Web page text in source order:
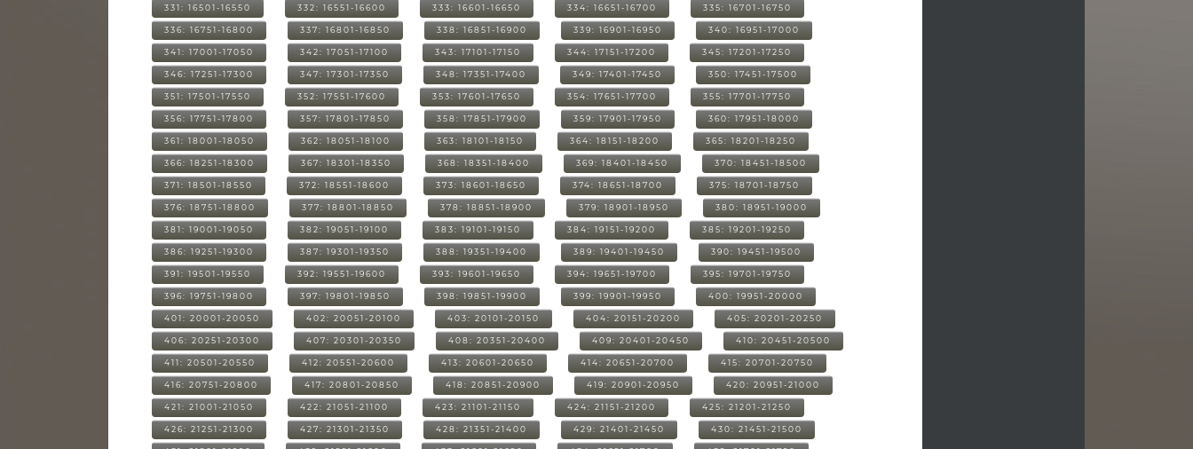
331: 16501-16550 332: 16551-16600 333: 16601-16650 334: 16651-16700 335: 16701-16750
336: 16751-16800 337: 16801-16850 338: 16851-16900 339: 16901-16950 340: 16951-17000
341: 17001-17050 342: 17051-17100 343: 17101-17150 344: 17151-17200 345: 17201-17250
346: 17251-17300 347: 17301-17350 348: 17351-17400 349: 17401-17450 350: 17451-17500
351: 17501-17550 352: 17551-17600 353: 17601-17650 354: 17651-17700 355: 17701-17750
356: 17751-17800 357: 17801-17850 358: 17851-17900 359: 17901-17950 360: 17951-18000
361: 18001-18050 362: 18051-18100 363: 18101-18150 364: 18151-18200 365: 18201-18250
366: 18251-18300 367: 18301-18350 368: 18351-18400 369: 18401-18450 370: 18451-18500
371: 18501-18550 372: 18551-18600 373: 18601-18650 374: 18651-18700 375: 18701-18750
376: 18751-18800 377: 18801-18850 378: 18851-18900 379: 18901-18950 380: 18951-19000
381: 19001-19050 382: 19051-19100 383: 19101-19150 384: 19151-19200 385: 19201-19250
386: 19251-19300 387: 19301-19350 388: 19351-19400 389: 19401-19450 390: 19451-19500
391: 19501-19550 392: 19551-19600 393: 19601-19650 394: 19651-19700 395: 19701-19750
396: 19751-19800 397: 19801-19850 398: 19851-19900 399: 19901-19950 400: 19951-20000
401: 20001-20050 402: 20051-20100 403: 20101-20150 404: 20151-20200 405: 20201-20250
406: 20251-20300 407: 20301-20350 408: 20351-20400 409: 20401-20450 410: 20451-20500
411: 20501-20550 412: 20551-20600 413: 20601-20650 414: 20651-20700 415: 20701-20750
416: 20751-20800 417: 20801-20850 418: 20851-20900 419: 20901-20950 420: 20951-21000
421: 21001-21050 422: 21051-21100 423: 21101-21150 424: 21151-21200 425: 21201-21250
426: 21251-21300 427: 21301-21350 428: 21351-21400 429: 21401-21450 430: 21451-21500